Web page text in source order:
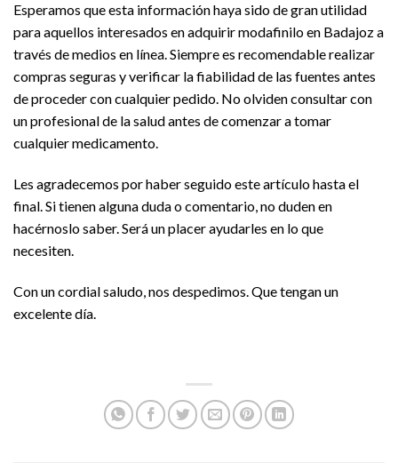
Esperamos que esta información haya sido de gran utilidad
para aquellos interesados en adquirir modafinilo en Badajoz a
través de medios en línea. Siempre es recomendable realizar
compras seguras y verificar la fiabilidad de las fuentes antes
de proceder con cualquier pedido. No olviden consultar con
un profesional de la salud antes de comenzar a tomar
cualquier medicamento.
Les agradecemos por haber seguido este artículo hasta el
final. Si tienen alguna duda o comentario, no duden en
hacérnoslo saber. Será un placer ayudarles en lo que
necesiten.
Con un cordial saludo, nos despedimos. Que tengan un
excelente día.